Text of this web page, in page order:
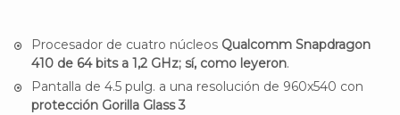
Procesador de cuatro núcleos Qualcomm Snapdragon
410 de 64 bits a 1,2 GHz; sí, como leyeron.
Pantalla de 4.5 pulg. a una resolución de 960x540 con
protección Gorilla Glass 3